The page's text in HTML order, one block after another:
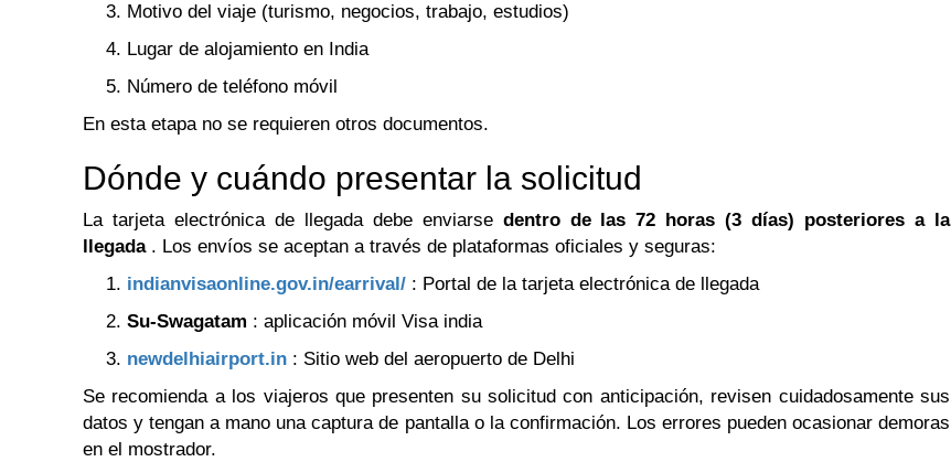
Motivo del viaje (turismo, negocios, trabajo, estudios)
Lugar de alojamiento en India
Número de teléfono móvil
En esta etapa no se requieren otros documentos.
Dónde y cuándo presentar la solicitud
La tarjeta electrónica de llegada debe enviarse dentro de las 72 horas (3 días) posteriores a la
llegada. Los envíos se aceptan a través de plataformas oficiales y seguras:
indianvisaonline.gov.in/earrival/ : Portal de la tarjeta electrónica de llegada
Su-Swagatam : aplicación móvil Visa india
newdelhiairport.in : Sitio web del aeropuerto de Delhi
Se recomienda a los viajeros que presenten su solicitud con anticipación, revisen cuidadosamente sus
datos y tengan a mano una captura de pantalla o la confirmación. Los errores pueden ocasionar demoras
en el mostrador.